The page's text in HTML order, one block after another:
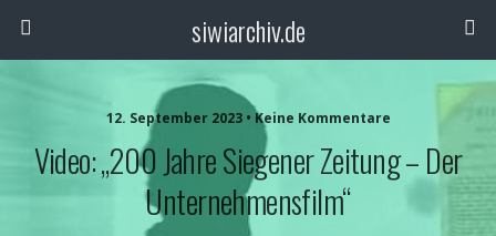
siwiarchiv.de
12. September 2023 • Keine Kommentare
Video: „200 Jahre Siegener Zeitung – Der
Unternehmensfilm“